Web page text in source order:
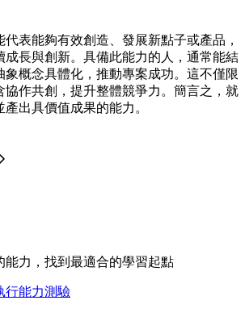
表能夠有效創造、發展新點子或產品，
成長與創新。具備此能力的人，通常能結
象概念具體化，推動專案成功。這不僅限
協作共創，提升整體競爭力。簡言之，就
出具價值成果的能力。
能力，找到最適合的學習起點
行能力測驗